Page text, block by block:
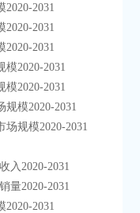
模2020-2031
模2020-2031
模2020-2031
规模2020-2031
规模2020-2031
场规模2020-2031
市场规模2020-2031
收入2020-2031
销量2020-2031
模2020-2031